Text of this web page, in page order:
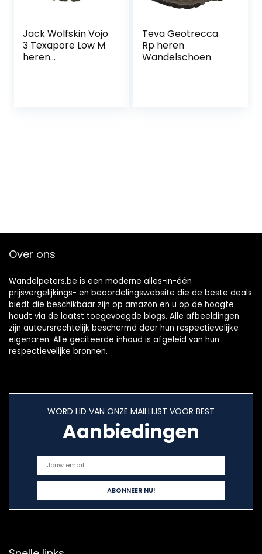
Jack Wolfskin Vojo
3 Texapore Low M
heren
Teva Geotrecca
Rp heren
Wandelschoen
Over ons
Wandelpeters.be is een moderne alles-in-één
prijsvergelijkings- en beoordelingswebsite die de beste deals
biedt die beschikbaar zijn op amazon en u op de hoogte
houdt via de laatst toegevoegde blogs. Alle afbeeldingen
zijn auteursrechtelijk beschermd door hun respectievelijke
eigenaren. Alle geciteerde inhoud is afgeleid van hun
respectievelijke bronnen.
WORD LID VAN ONZE MAILLIJST VOOR BEST
Aanbiedingen